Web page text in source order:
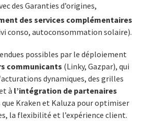
des Garanties d’origines,
des services complémentaires
conso, autoconsommation solaire).
possibles par le déploiement
communicants (Linky, Gazpar), qui
dynamiques, des grilles
à l’intégration de partenaires
Kraken et Kaluza pour optimiser
la flexibilité et l’expérience client.